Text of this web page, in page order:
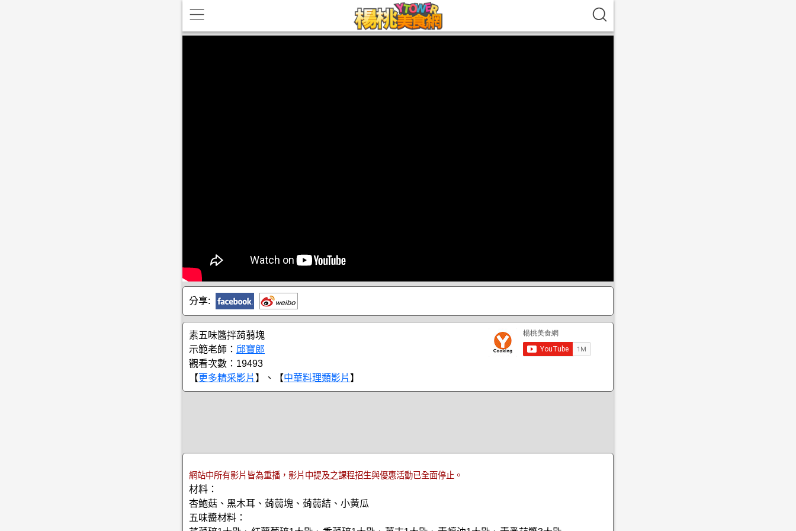
分享:
素五味醬拌蒟蒻塊
示範老師： 邱寶郎
觀看次數：19493
【更多精采影片 】、【中華料理類影片 】
網站中所有影片皆為重播，影片中提及之課程招生與優惠活動已全面停止。
材料：
杏鮑菇、黑木耳、蒟蒻塊、蒟蒻結、小黃瓜
五味醬材料：